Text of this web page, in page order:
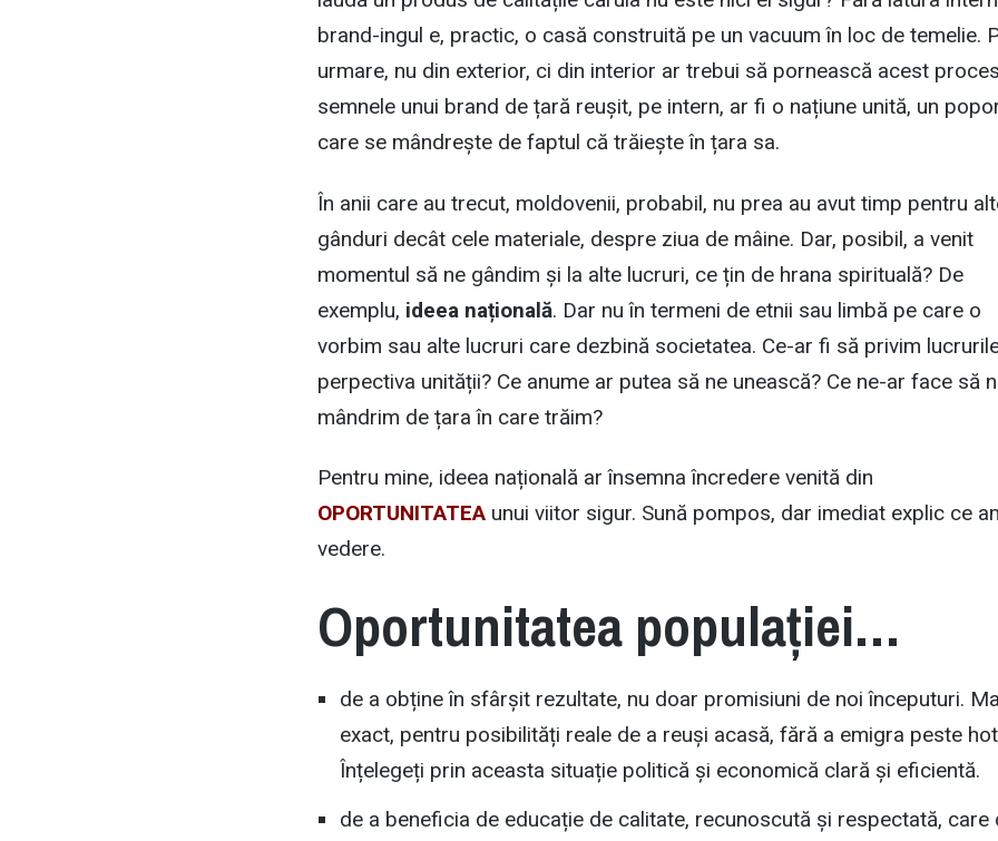
brand-ingul e, practic, o casă construită pe un vacuum în loc de temelie.
urmare, nu din exterior, ci din interior ar trebui să pornească acest
semnele unui brand de țară reușit, pe intern, ar fi o națiune unită, un
care se mândrește de faptul că trăiește în țara sa.
În anii care au trecut, moldovenii, probabil, nu prea au avut timp pentru
gânduri decât cele materiale, despre ziua de mâine. Dar, posibil, a venit
momentul să ne gândim și la alte lucruri, ce țin de hrana spirituală? De
exemplu, ideea națională. Dar nu în termeni de etnii sau limbă pe care o
vorbim sau alte lucruri care dezbină societatea. Ce-ar fi să privim
perpectiva unității? Ce anume ar putea să ne unească? Ce ne-ar face să
mândrim de țara în care trăim?
Pentru mine, ideea națională ar însemna încredere venită din
OPORTUNITATEAunui viitor sigur. Sună pompos, dar imediat explic ce
vedere.
Oportunitatea populației…
de a obține în sfârșit rezultate, nu doar promisiuni de noi începuturi.
exact, pentru posibilități reale de a reuși acasă, fără a emigra peste
Înțelegeți prin aceasta situație politică și economică clară și eficientă.
de a beneficia de educație de calitate, recunoscută și respectată, care